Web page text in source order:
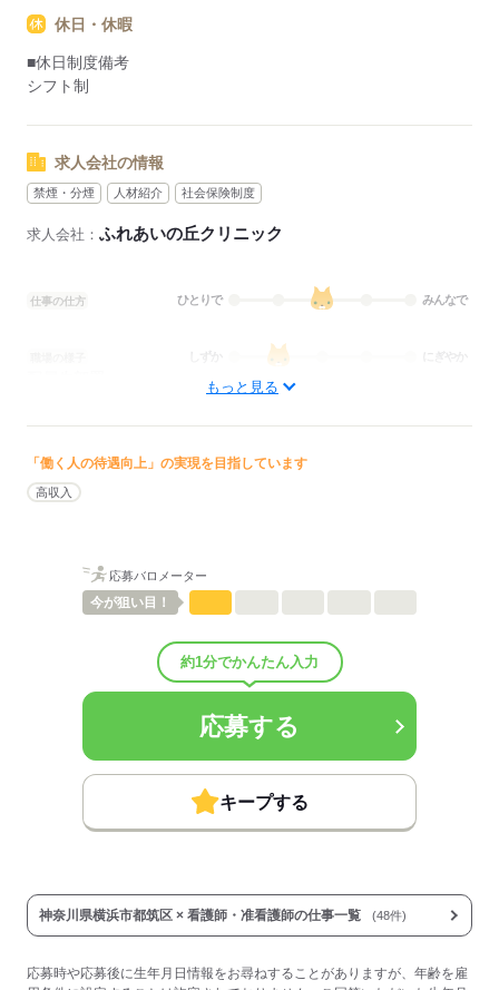
休日・休暇
■休日制度備考
シフト制
求人会社の情報
禁煙・分煙 人材紹介 社会保険制度
求人会社： ふれあいの丘クリニック
仕事の仕方 ひとりで みんなで
にぎやか
■賞与備考：なし
■試用期間：6ヶ月「雇用形態・給与は同条件」
■試用期間の待遇変更有無：無
■受動喫煙防止措置：
敷地内禁煙
応募する
もっと見る
「働く人の待遇向上」の実現を目指しています
高収入
応募バロメーター
今が狙い目！
約1分でかんたん入力
応募する
キープする
神奈川県横浜市都筑区 × 看護師・准看護師の仕事一覧 (48件)
応募時や応募後に生年月日情報をお尋ねすることがありますが、年齢を雇